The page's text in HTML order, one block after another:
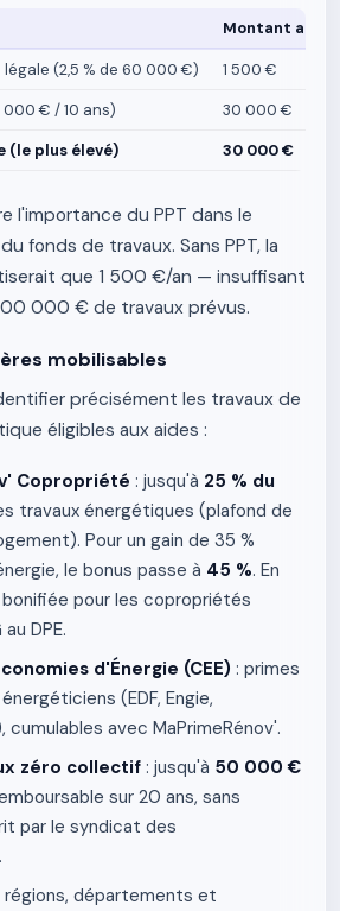
Montant
(2,5 % de 60 000 €)
1 500 €
000 € / 10 ans)
30 000 €
(le plus élevé)
30 000 €
l'importance du PPT dans le
fonds de travaux. Sans PPT, la
que 1 500 €/an — insuffisant
000 € de travaux prévus.
mobilisables
précisément les travaux de
éligibles aux aides :
Copropriété : jusqu'à 25 % du
travaux énergétiques (plafond de
Pour un gain de 35 %
le bonus passe à 45 %. En
pour les copropriétés
DPE.
d'Énergie (CEE) : primes
(EDF, Engie,
cumulables avec MaPrimeRénov'.
zéro collectif : jusqu'à 50 000 €
sur 20 ans, sans
par le syndicat des
régions, départements et